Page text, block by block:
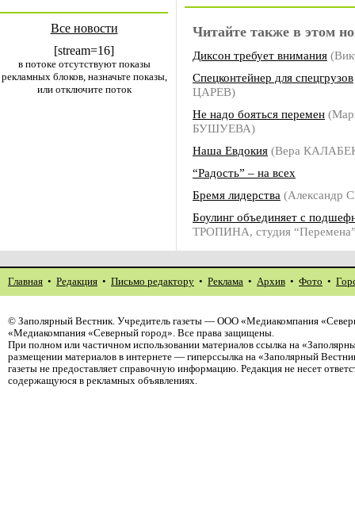
Все новости
[stream=16]
в потоке отсутствуют показы
рекламных блоков, назначьте показы,
или отключите поток
Читайте также в этом
Диксон требует внимания
Спецконтейнер для спецгрузов
ЦАРЕВ)
Не надо бояться перемен
БУШУЕВА)
Наша Евдокия (Вера
“Радость” – на всех
Бремя лидерства
Боулинг объединяет с
ТРОПИНА, студия
Главная • Редакция • Письмо редактору • Реклама • Архив • Фото •
© Заполярный Вестник. Учредитель газеты — ООО «Медиакомпания
«Медиакомпания «Северный город». Все права защищены.
При полном или частичном использовании материалов ссылка на
размещении материалов в интернете — гиперссылка на «Заполярный
газеты не предоставляет справочную информацию. Редакция не несет
содержащуюся в рекламных объявлениях.